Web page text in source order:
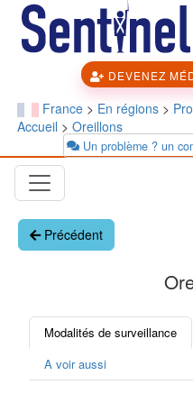
DEVENEZ
France > En régions >
Accueil > Oreillons
Un problème ? un
Précédent
Modalités de surveillance
A voir aussi